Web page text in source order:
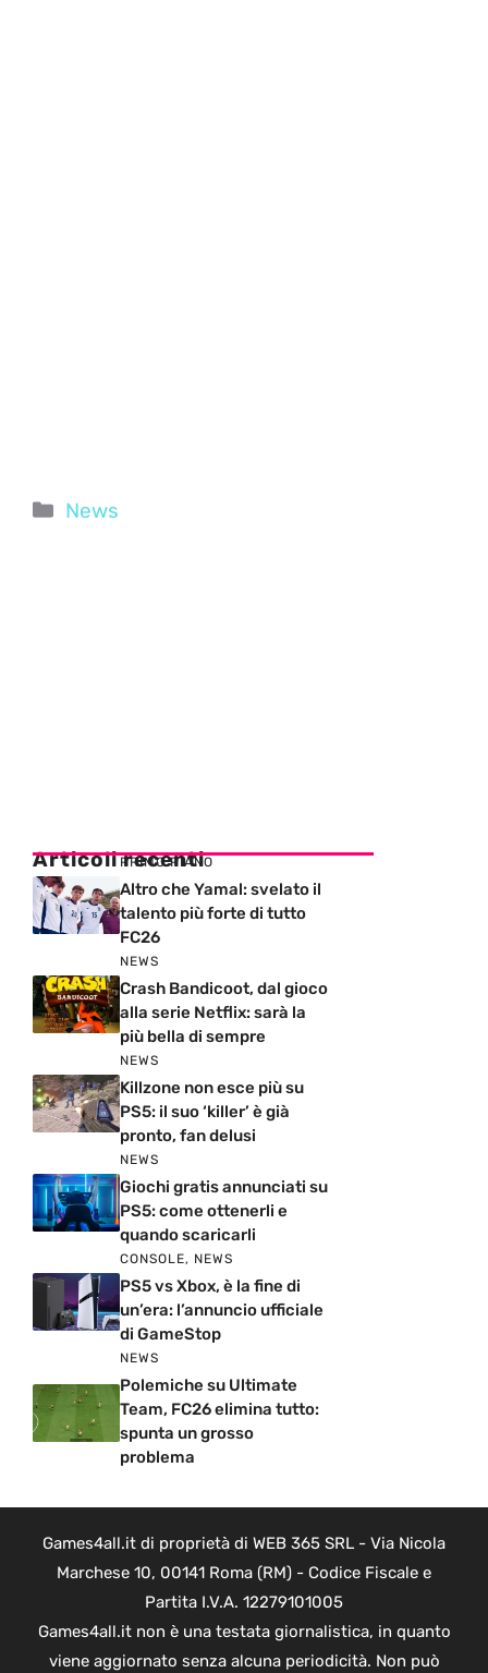
Categorie
News
Articoli recenti
PRIMO PIANO
Altro che Yamal: svelato il
talento più forte di tutto
FC26
NEWS
Crash Bandicoot, dal gioco
alla serie Netflix: sarà la
più bella di sempre
NEWS
Killzone non esce più su
PS5: il suo ‘killer’ è già
pronto, fan delusi
NEWS
Giochi gratis annunciati su
PS5: come ottenerli e
quando scaricarli
CONSOLE, NEWS
PS5 vs Xbox, è la fine di
un’era: l’annuncio ufficiale
di GameStop
NEWS
Polemiche su Ultimate
Team, FC26 elimina tutto:
spunta un grosso
problema
Games4all.it di proprietà di WEB 365 SRL - Via Nicola
Marchese 10, 00141 Roma (RM) - Codice Fiscale e
Partita I.V.A. 12279101005
Games4all.it non è una testata giornalistica, in quanto
viene aggiornato senza alcuna periodicità. Non può